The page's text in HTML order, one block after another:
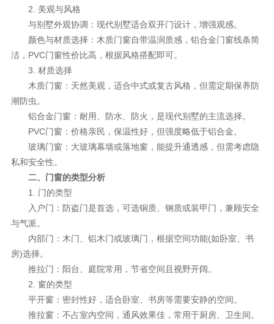
2. 美观与风格
与别墅外观协调：现代别墅适合双开门设计，增强观感。
颜色与材质选择：木质门窗自带温润质感，铝合金门窗线条简
洁，PVC门窗性价比高，根据风格搭配即可。
3. 材质选择
木质门窗：天然美观，适合中式或复古风格，但需定期保养防
潮防虫。
铝合金门窗：耐用、防水、防火，是现代别墅的主流选择。
PVC门窗：价格亲民，保温性好，但强度略低于铝合金。
玻璃门窗：大玻璃幕墙或落地窗，能提升通透感，但需考虑隐
私和安全性。
二、门窗的类型分析
1. 门的类型
入户门：防盗门是首选，可选铜质、钢质或装甲门，兼顾安全
与气派。
内部门：木门、铝木门或玻璃门，根据空间功能(如卧室、书
房)选择。
推拉门：阳台、庭院常用，节省空间且视野开阔。
2. 窗的类型
平开窗：密封性好，适合卧室、书房等需要安静的空间。
推拉窗：不占室内空间，通风效果佳，常用于厨房、卫生间。